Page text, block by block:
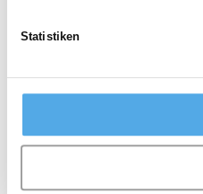
Statistiken